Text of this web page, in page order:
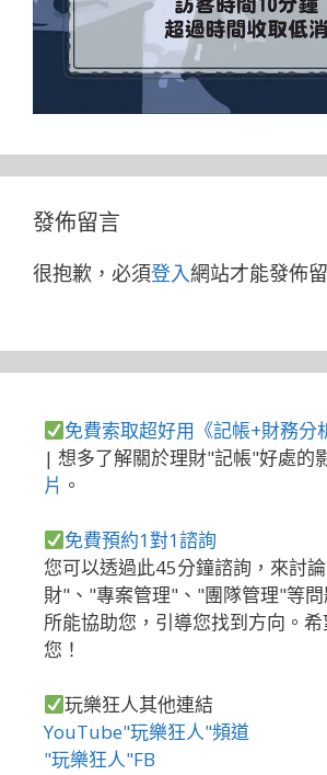
發佈留言
很抱歉，必須登入網站才能發佈
免費索取超好用《記帳+財務分
| 想多了解關於理財"記帳"好處的
片 。
免費預約1對1諮詢
您可以透過此45分鐘諮詢，來討
財"、"專案管理"、"團隊管理"等
所能協助您，引導您找到方向。
您！
玩樂狂人其他連結
YouTube"玩樂狂人"頻道
"玩樂狂人"FB